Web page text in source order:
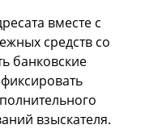
вместе с
средств со
банковские
взыскателя.